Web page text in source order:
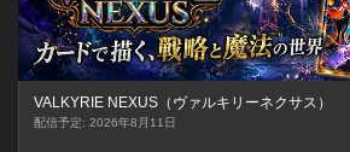
VALKYRIE NEXUS（ヴァルキリーネクサス）
配信予定: 2026年8月11日